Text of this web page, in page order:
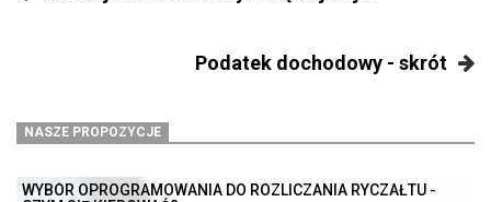
Podatek dochodowy - skrót
NASZE PROPOZYCJE
WYBÓR OPROGRAMOWANIA DO ROZLICZANIA RYCZAŁTU -